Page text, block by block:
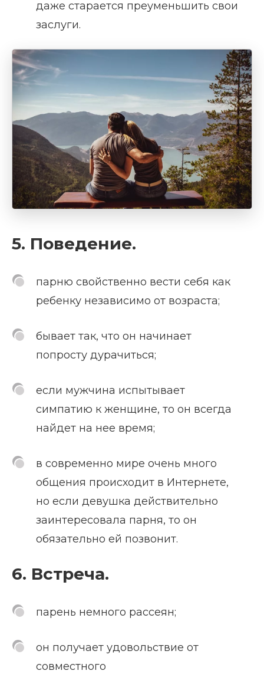
даже старается преуменьшить свои
заслуги.
5. Поведение.
парню свойственно вести себя как
ребенку независимо от возраста;
бывает так, что он начинает
попросту дурачиться;
если мужчина испытывает
симпатию к женщине, то он всегда
найдет на нее время;
в современно мире очень много
общения происходит в Интернете,
но если девушка действительно
заинтересовала парня, то он
обязательно ей позвонит.
6. Встреча.
парень немного рассеян;
он получает удовольствие от
совместного